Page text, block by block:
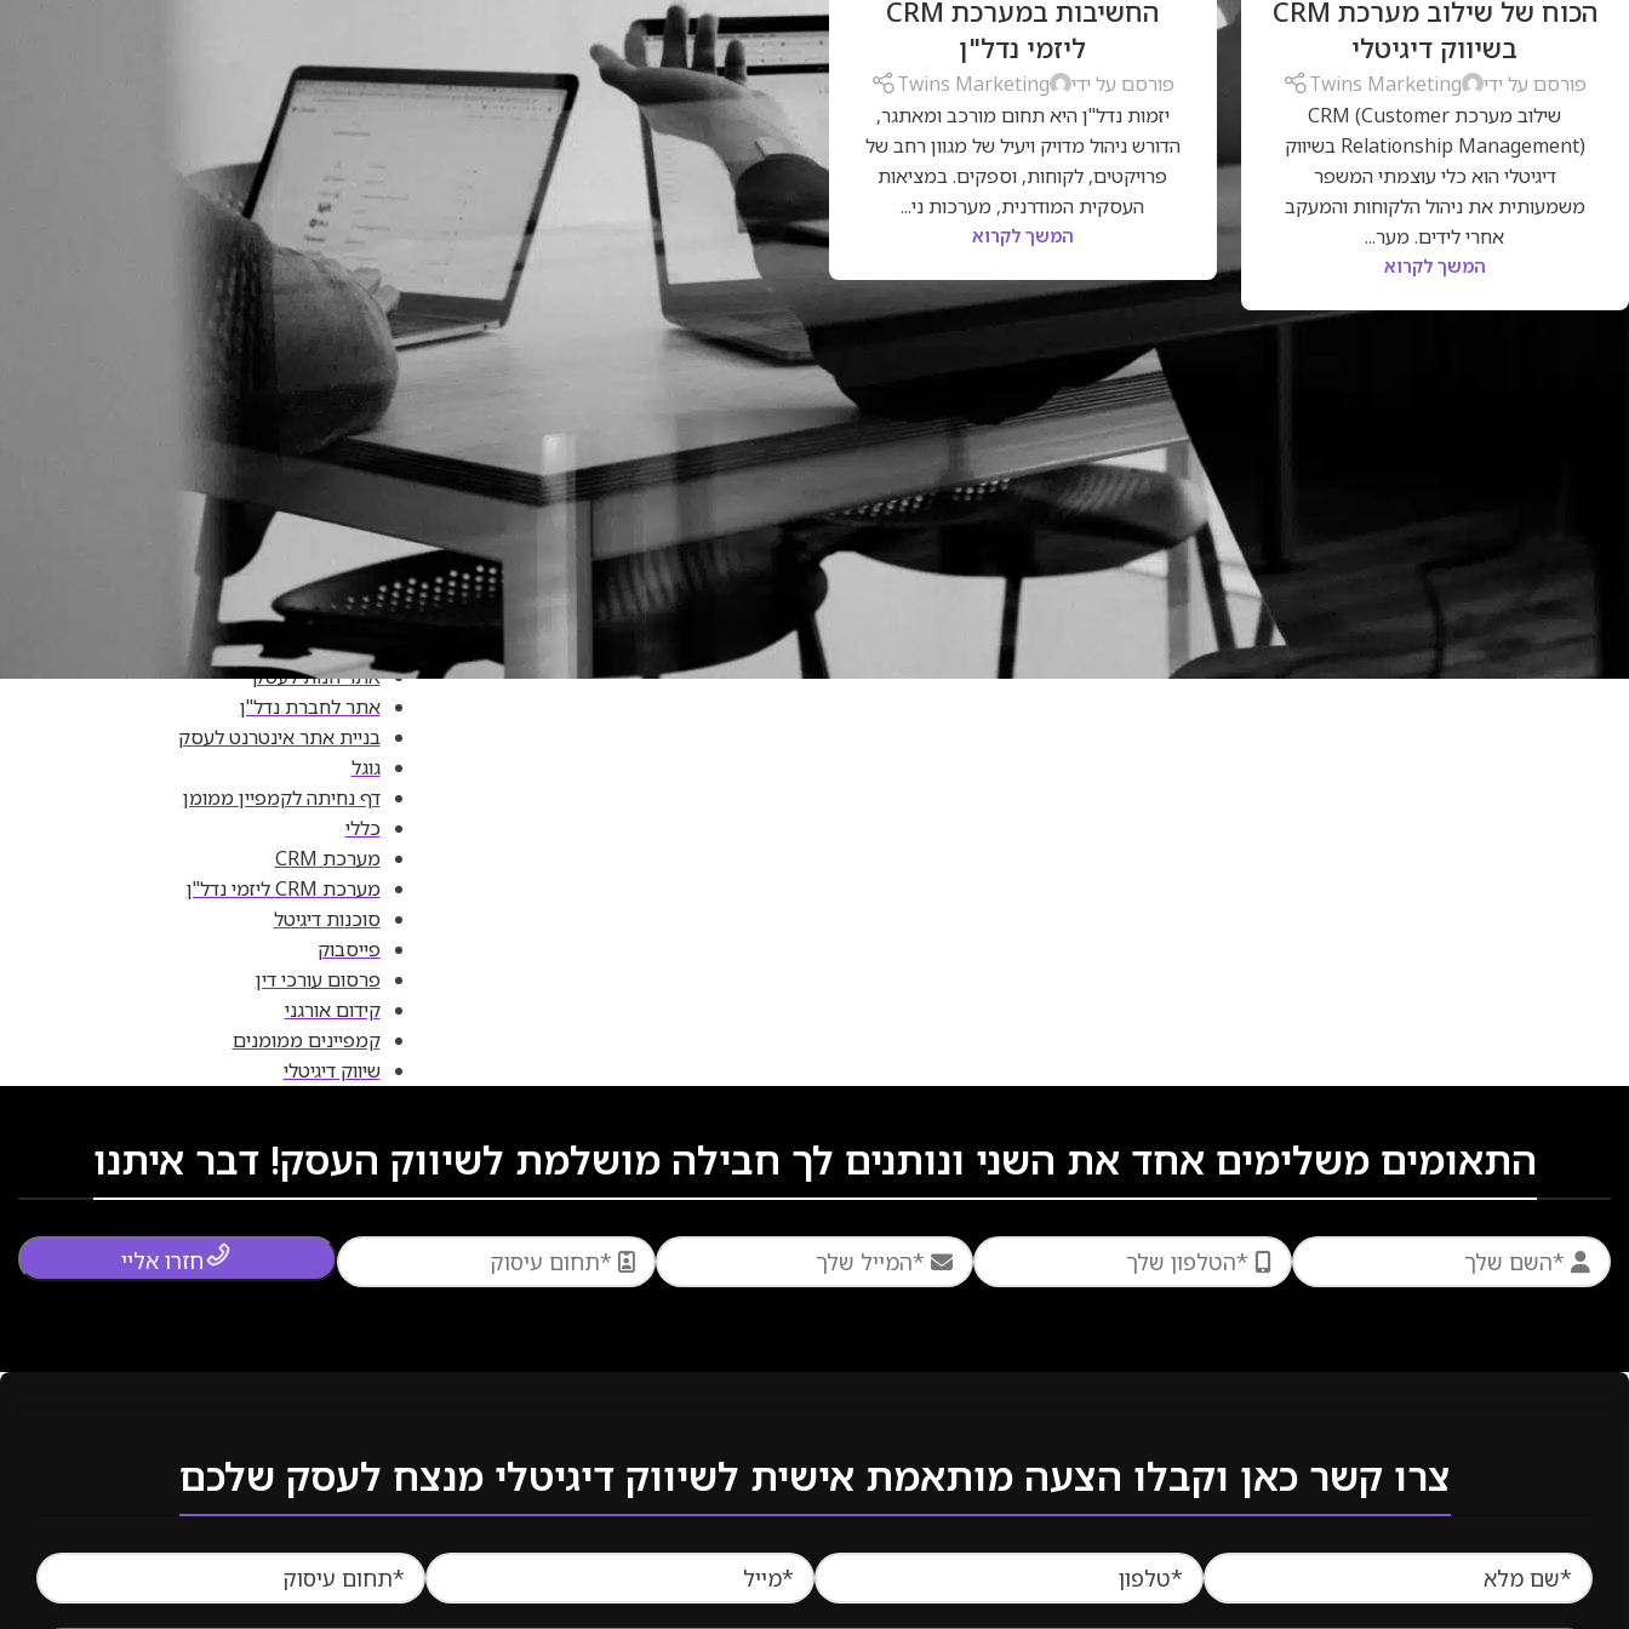
הכוח של שילוב מערכת CRM
בשיווק דיגיטלי
פורסם על ידי
Twins Marketing
שילוב מערכת CRM (Customer
Relationship Management) בשיווק
דיגיטלי הוא כלי עוצמתי המשפר
משמעותית את ניהול הלקוחות והמעקב
אחרי לידים. מער...
המשך לקרוא
החשיבות במערכת CRM
ליזמי נדל"ן
פורסם על ידי
Twins Marketing
יזמות נדל"ן היא תחום מורכב ומאתגר,
הדורש ניהול מדויק ויעיל של מגוון רחב של
פרויקטים, לקוחות, וספקים. במציאות
העסקית המודרנית, מערכות ני...
המשך לקרוא
כיצד התאומים עידן ורועי עזרו
אתר חנות וירטואלית לעסק
15/07/2024
התאומים עידן ורועי: המומחים
בשיווק חנות מסחר
אוטומציה
אינטליגנציה מלאכותית
אינסטגרם
אתר וורדפרס
אתר חנות לעסק
אתר לחברת נדל"ן
בניית אתר אינטרנט לעסק
גוגל
דף נחיתה לקמפיין ממומן
כללי
מערכת CRM
מערכת CRM ליזמי נדל"ן
סוכנות דיגיטל
פייסבוק
פרסום עורכי דין
קידום אורגני
קמפיינים ממומנים
שיווק דיגיטלי
התאומים משלימים אחד את השני ונותנים לך חבילה מושלמת לשיווק העסק! דבר איתנו
חזרו אליי
צרו קשר כאן וקבלו הצעה מותאמת אישית לשיווק דיגיטלי מנצח לעסק שלכם